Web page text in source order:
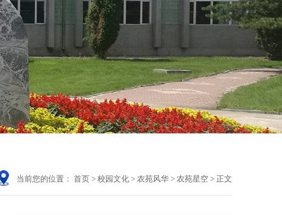
当前您的位置： 首页 > 校园文化 > 农苑风华 > 农苑星空 > 正文